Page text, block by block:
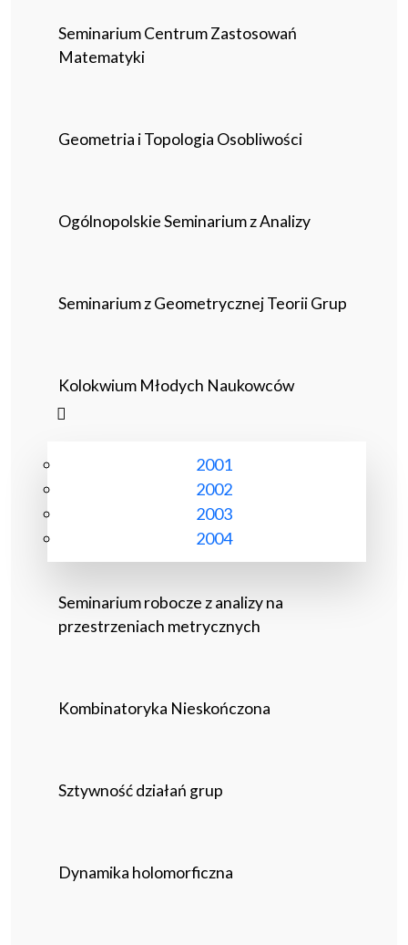
Seminarium Centrum Zastosowań
Matematyki
Geometria i Topologia Osobliwości
Ogólnopolskie Seminarium z Analizy
Seminarium z Geometrycznej Teorii Grup
Kolokwium Młodych Naukowców
2001
2002
2003
2004
Seminarium robocze z analizy na
przestrzeniach metrycznych
Kombinatoryka Nieskończona
Sztywność działań grup
Dynamika holomorficzna